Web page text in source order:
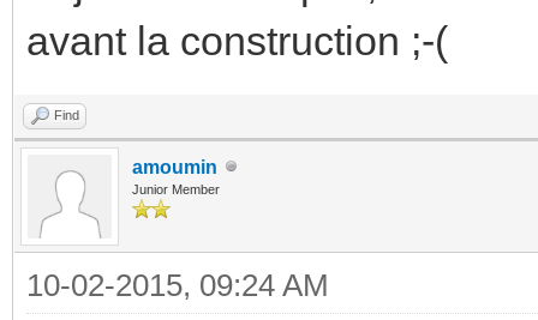
avant la construction ;-(
Find
amoumin
Junior Member
10-02-2015, 09:24 AM